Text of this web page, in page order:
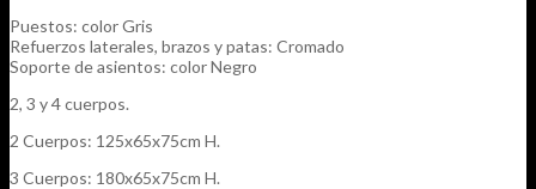
Puestos: color Gris
Refuerzos laterales, brazos y patas: Cromado
Soporte de asientos: color Negro
2, 3 y 4 cuerpos.
2 Cuerpos: 125x65x75cm H.
3 Cuerpos: 180x65x75cm H.